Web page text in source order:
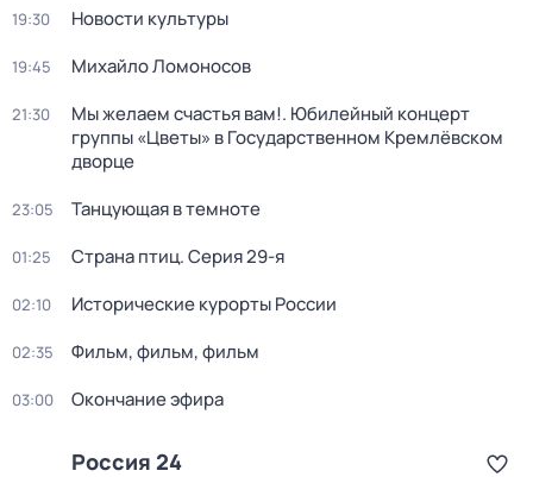
19:30 Новости культуры
19:45 Михайло Ломоносов
21:30
Мы желаем счастья вам!. Юбилейный концерт
группы «Цветы» в Государственном Кремлёвском
дворце
23:05 Танцующая в темноте
01:25 Страна птиц. Серия 29-я
02:10 Исторические курорты России
02:35 Фильм, фильм, фильм
03:00 Окончание эфира
Россия 24